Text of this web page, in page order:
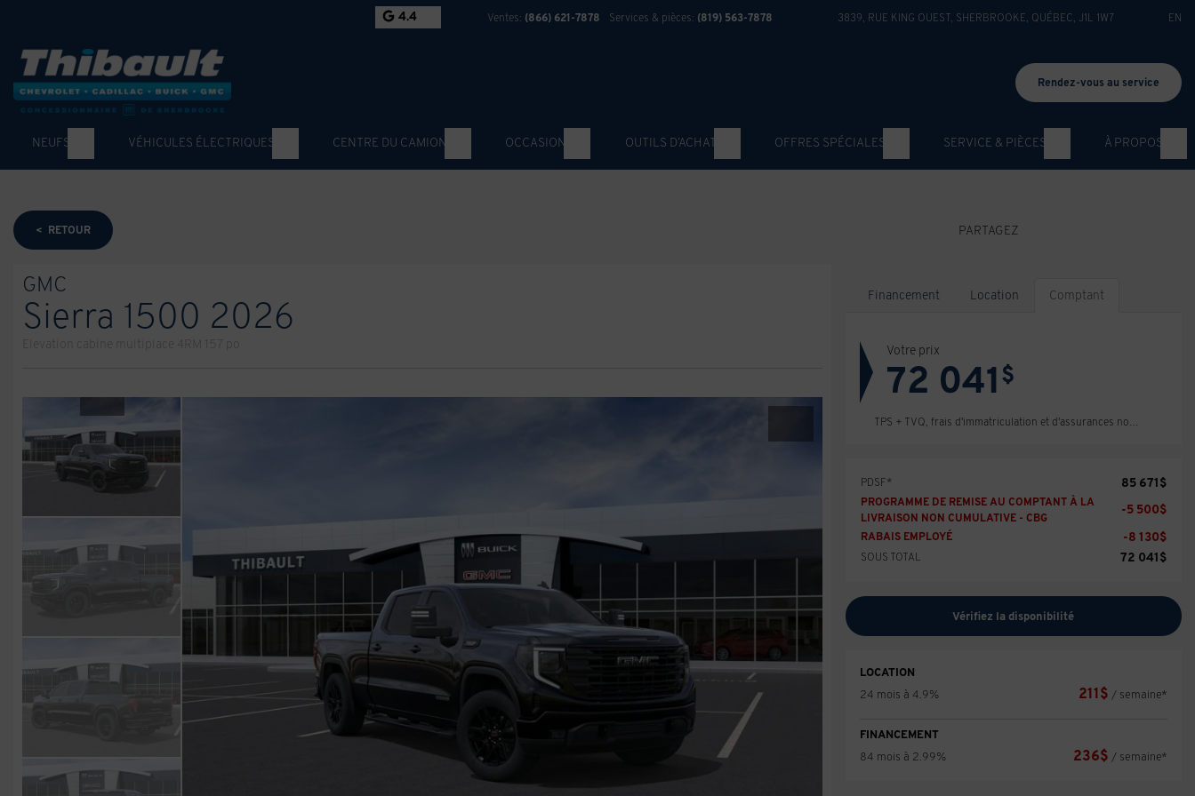
4.4 Ventes: (866) 621-7878 Services & pièces: (819) 563-7878 3839, RUE KING OUEST SHERBROOKE QUÉBEC J1L 1W7 EN
Rendez-vous au service
NEUFS VÉHICULES ÉLECTRIQUES CENTRE DU CAMION OCCASION OUTILS D’ACHAT OFFRES SPÉCIALES SERVICE & PIÈCES À PROPOS
< RETOUR PARTAGEZ
GMC
Sierra 1500 2026
Elevation cabine multiplace 4RM 157 po
Financement Location Comptant
Votre prix
72 041$
TPS + TVQ, frais d'immatriculation et d'assurances non inclus.
PDSF* 85 671$
PROGRAMME DE REMISE AU COMPTANT À LA
LIVRAISON NON CUMULATIVE - CBG
-5 500$
RABAIS EMPLOYÉ -8 130$
SOUS TOTAL 72 041$
Vérifiez la disponibilité
LOCATION
24 mois à 4.9%
211$ / semaine*
FINANCEMENT
84 mois à 2.99%
236$ / semaine*